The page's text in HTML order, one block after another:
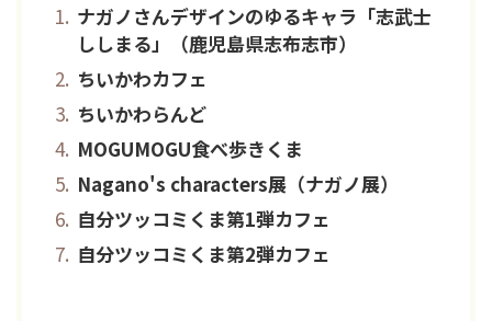
ナガノさんデザインのゆるキャラ「志武士
ししまる」（鹿児島県志布志市）
ちいかわカフェ
ちいかわらんど
MOGUMOGU食べ歩きくま
Nagano's characters展（ナガノ展）
自分ツッコミくま第1弾カフェ
自分ツッコミくま第2弾カフェ